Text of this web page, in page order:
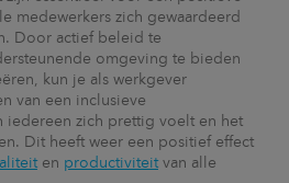
medewerkers zich gewaardeerd
Door actief beleid te
omgeving te bieden
kun je als werkgever
van een inclusieve
iedereen zich prettig voelt en het
Dit heeft weer een positief effect
en productiviteitvan alle